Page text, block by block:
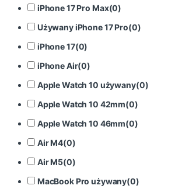
iPhone 17 Pro Max(0)
Używany iPhone 17 Pro(0)
iPhone 17(0)
iPhone Air(0)
Apple Watch 10 używany(0)
Apple Watch 10 42mm(0)
Apple Watch 10 46mm(0)
Air M4(0)
Air M5(0)
MacBook Pro używany(0)